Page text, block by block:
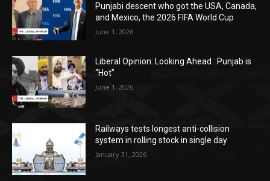
Punjabi descent who got the USA, Canada,
and Mexico, the 2026 FIFA World Cup
June 1, 2026
Liberal Opinion: Looking Ahead : Punjab is
“Hot”
June 1, 2026
Railways tests longest anti-collision
system in rolling stock in single day
January 31, 2026